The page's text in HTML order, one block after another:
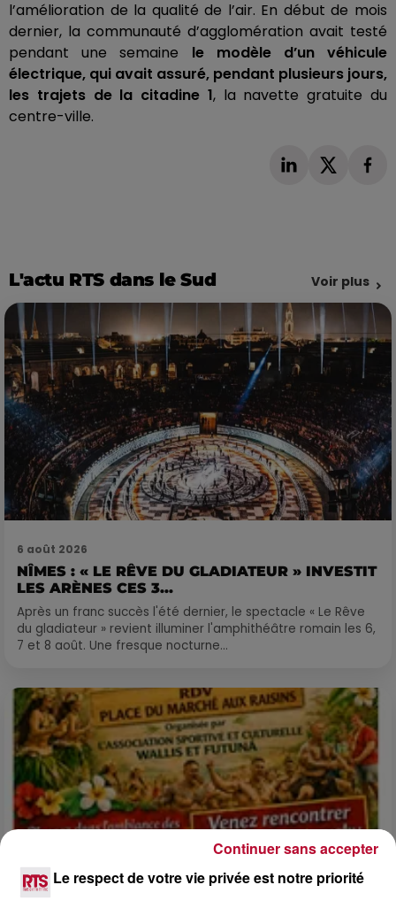
l’amélioration de la qualité de l’air. En début de mois
dernier, la communauté d’agglomération avait testé
pendant une semaine le modèle d’un véhicule
électrique, qui avait assuré, pendant plusieurs jours,
les trajets de la citadine 1, la navette gratuite du
centre-ville.
L'actu RTS dans le Sud Voir plus
6 août 2026
NÎMES : « LE RÊVE DU GLADIATEUR » INVESTIT
LES ARÈNES CES 3...
Après un franc succès l'été dernier, le spectacle « Le Rêve
du gladiateur » revient illuminer l'amphithéâtre romain les 6,
7 et 8 août. Une fresque nocturne...
Le respect de votre vie privée est notre priorité
Continuer sans accepter